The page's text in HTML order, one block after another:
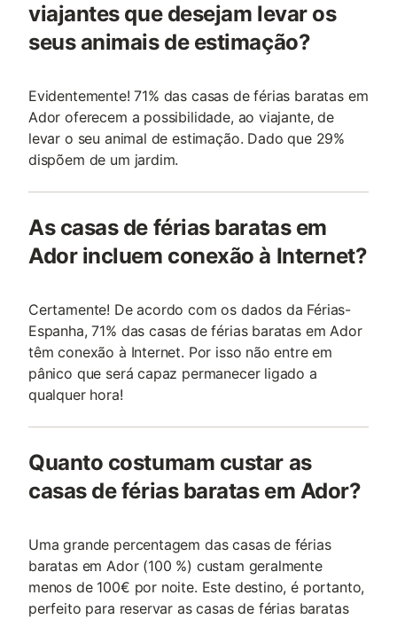
viajantes que desejam levar os
seus animais de estimação?
Evidentemente! 71% das casas de férias baratas em
Ador oferecem a possibilidade, ao viajante, de
levar o seu animal de estimação. Dado que 29%
dispõem de um jardim.
As casas de férias baratas em
Ador incluem conexão à Internet?
Certamente! De acordo com os dados da Férias-
Espanha, 71% das casas de férias baratas em Ador
têm conexão à Internet. Por isso não entre em
pânico que será capaz permanecer ligado a
qualquer hora!
Quanto costumam custar as
casas de férias baratas em Ador?
Uma grande percentagem das casas de férias
baratas em Ador (100 %) custam geralmente
menos de 100€ por noite. Este destino, é portanto,
perfeito para reservar as casas de férias baratas